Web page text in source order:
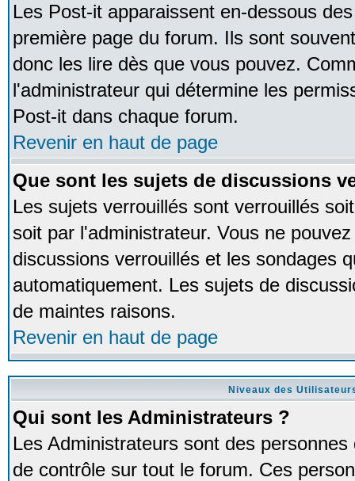
Les Post-it apparaissent en-dessous
première page du forum. Ils sont
donc les lire dès que vous pouvez.
l'administrateur qui détermine les
Post-it dans chaque forum.
Revenir en haut de page
Que sont les sujets de discussions
Les sujets verrouillés sont verrouillés
soit par l'administrateur. Vous ne
discussions verrouillés et les sondages
automatiquement. Les sujets de
de maintes raisons.
Revenir en haut de page
Niveaux des
Qui sont les Administrateurs ?
Les Administrateurs sont des
de contrôle sur tout le forum. Ces